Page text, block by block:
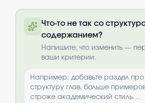
оплаты
Что-то не так со
содержанием?
Напишите, что изменить —
ваши критерии.